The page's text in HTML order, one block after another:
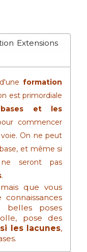
Extensions
formation
est primordiale
et les
commencer
On ne peut
et même si
seront pas
.
mais que vous
belles poses
pose des
les lacunes,